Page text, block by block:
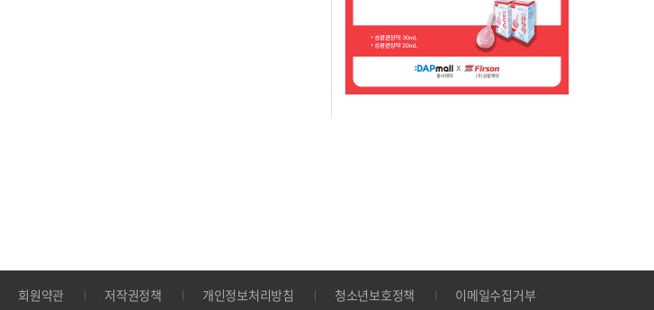
회원약관 저작권정책 개인정보처리방침 청소년보호정책 이메일수집거부